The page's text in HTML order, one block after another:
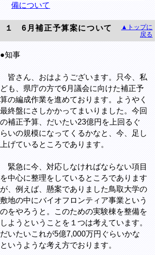
備について
１ 6月補正予算案について
▲トップに
戻る
●知事
皆さん、おはようございます。只今、私
ども、県庁の方で6月議会に向けた補正予
算の編成作業を進めております。ようやく
最終盤にさしかかってまいりました。今回
の補正予算、だいたい23億円を上回るぐ
らいの規模になってくるかなと、今、足し
上げているところであります。
緊急に今、対応しなければならない項目
を中心に整理をしているところであります
が、例えば、懸案でありました鳥取大学の
敷地の中にバイオフロンティア事業という
のをやろうと。このための実験棟を整備を
しようということを１つは考えています。
だいたいこれが5億7,000万円ぐらいかな
というような考え方でおります。